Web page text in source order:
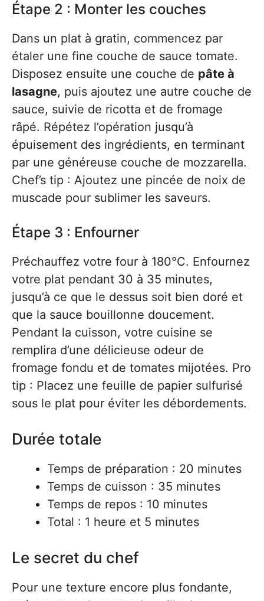
Étape 2 : Monter les couches
Dans un plat à gratin, commencez par
étaler une fine couche de sauce tomate.
Disposez ensuite une couche de pâte à
lasagne, puis ajoutez une autre couche de
sauce, suivie de ricotta et de fromage
râpé. Répétez l’opération jusqu’à
épuisement des ingrédients, en terminant
par une généreuse couche de mozzarella.
Chef’s tip : Ajoutez une pincée de noix de
muscade pour sublimer les saveurs.
Étape 3 : Enfourner
Préchauffez votre four à 180°C. Enfournez
votre plat pendant 30 à 35 minutes,
jusqu’à ce que le dessus soit bien doré et
que la sauce bouillonne doucement.
Pendant la cuisson, votre cuisine se
remplira d’une délicieuse odeur de
fromage fondu et de tomates mijotées. Pro
tip : Placez une feuille de papier sulfurisé
sous le plat pour éviter les débordements.
Durée totale
Temps de préparation : 20 minutes
Temps de cuisson : 35 minutes
Temps de repos : 10 minutes
Total : 1 heure et 5 minutes
Le secret du chef
Pour une texture encore plus fondante,